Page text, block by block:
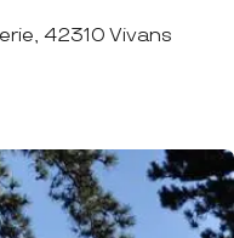
42310 Vivans